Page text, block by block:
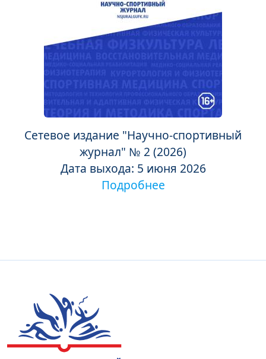
Сетевое издание "Научно-спортивный
журнал" № 2 (2026)
Дата выхода: 5 июня 2026
Подробнее